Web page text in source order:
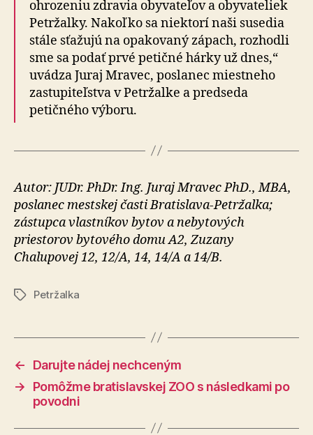
ohrozeniu zdravia obyvateľov a obyvateliek
Petržalky. Nakoľko sa niektorí naši susedia
stále sťažujú na opakovaný zápach, rozhodli
sme sa podať prvé petičné hárky už dnes,“
uvádza Juraj Mravec, poslanec miestneho
zastupiteľstva v Petržalke a predseda
petičného výboru.
Autor: JUDr. PhDr. Ing. Juraj Mravec PhD., MBA,
poslanec mestskej časti Bratislava-Petržalka;
zástupca vlastníkov bytov a nebytových
priestorov bytového domu A2, Zuzany
Chalupovej 12, 12/A, 14, 14/A a 14/B.
ZnačkyPetržalka
←
Darujte nádej nechceným
→
Pomôžme bratislavskej ZOO s následkami po
povodni